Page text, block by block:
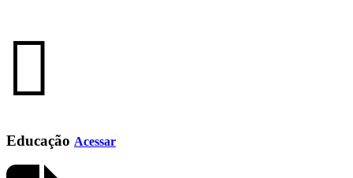
Educação Acessar